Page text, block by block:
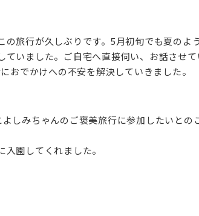
旅行が久しぶりです。5月初旬でも夏のよ
いました。ご自宅へ直接伺い、お話させ
おでかけへの不安を解決していきました。
しみちゃんのご褒美旅行に参加したいとの
園してくれました。